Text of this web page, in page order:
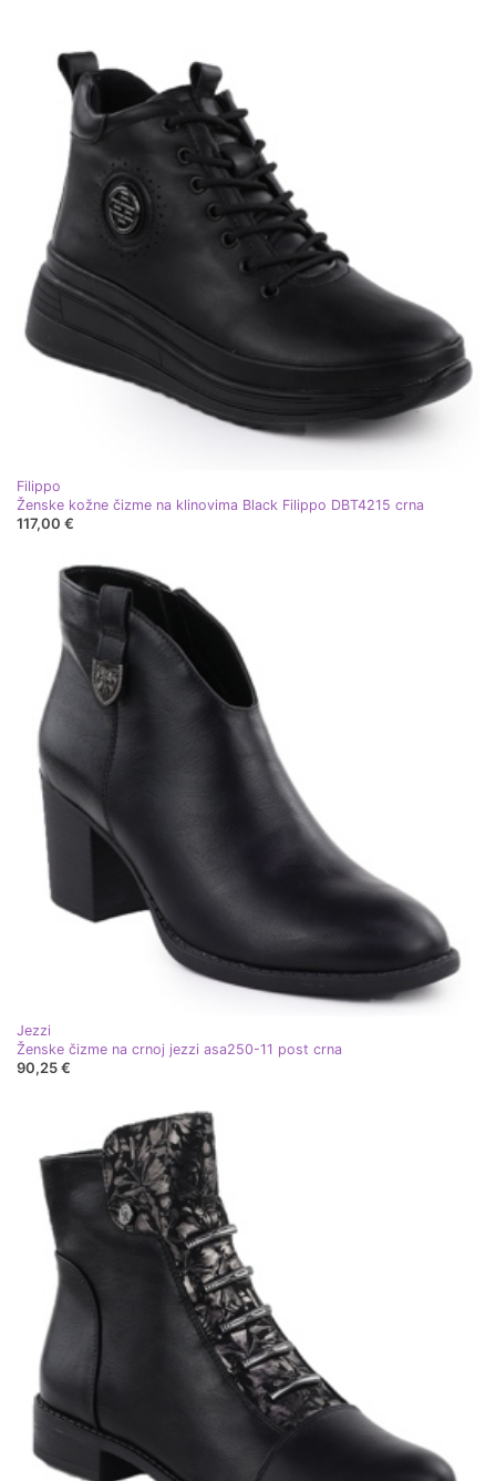
Filippo
Ženske kožne čizme na klinovima Black Filippo DBT4215 crna
117,00 €
Jezzi
Ženske čizme na crnoj jezzi asa250-11 post crna
90,25 €